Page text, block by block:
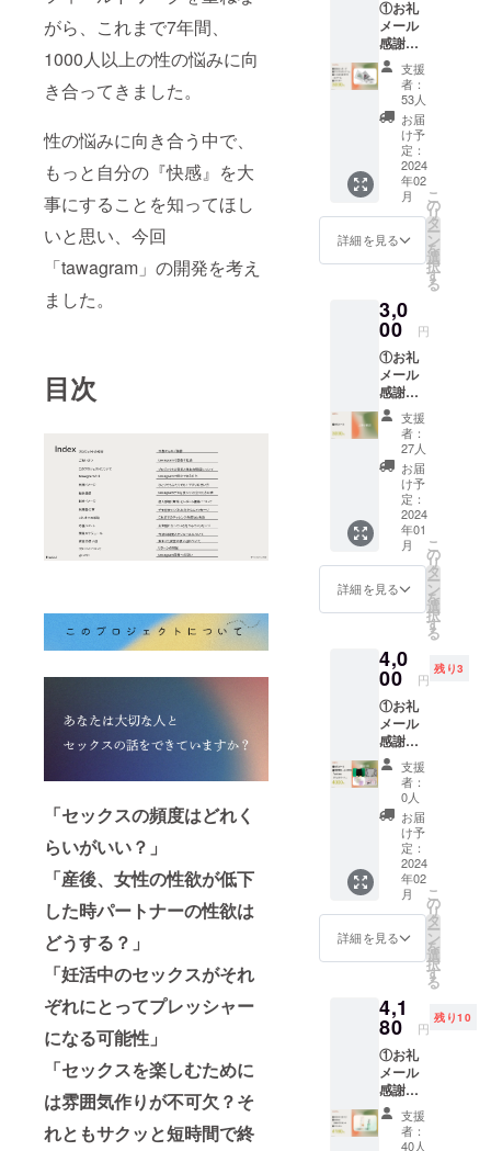
がら、これまで7年間、
1000人以上の性の悩みに向
き合ってきました。
性の悩みに向き合う中で、
もっと自分の『快感』を大
事にすることを知ってほし
いと思い、今回
「tawagram」の開発を考え
ました。
目次
「セックスの頻度はどれく
らいがいい？」
「産後、女性の性欲が低下
した時パートナーの性欲は
どうする？」
「妊活中のセックスがそれ
ぞれにとってプレッシャー
になる可能性」
「セックスを楽しむために
は雰囲気作りが不可欠？そ
れともサクッと短時間で終
す。 リ
ターン
の体験
内容：
ユー
ザーは
WEBア
プリに
登録
後、自
分の性
生活を
ること
ができ
ナーに
も別途
回答い
ただく
こと
で、ふ
たり用
のレ
ポート
を作成
いたし
ます。
個人そ
れぞれ
のレ
は共有
され
が受け
入れや
すい形
に作成
し直し
てメー
ルにて
お届け
しま
す。 提
供方
法：
2024年
4月に
クーポ
ドとし
て利用
きクー
ポン
コード
をメー
ルにて
配布い
たしま
す（一
度のみ
が入っ
ていま
す。 爪
の雑菌
が粘膜
に接触
した
り、爪
によっ
て傷つ
けるこ
とを防
ぎま
す。 [商
ブ [サイ
ズ]全長
8cm、
厚さ
0.06m
m [材
質]ラ
テック
ス [潤滑
剤]シリ
コンオ
イル
（フ
ルーツ
フレー
バー）
[使用上
指以外
で使用
しない
で下さ
い。 ●
爪、ア
クセサ
リー等
で商品
が破れ
る場合
があり
ます。
●一度使
用した
再使用
しない
特異な
ご使用
に関し
ては責
任を負
いかね
ますの
でご了
①お礼
メール
感謝の
気持ち
を込め
てお送
りしま
す。 ②
デザイ
ナーの
メン
バーが
作成し
た
tawagr
amの
ジナル
コン
ドー
ム」を
お送り
しま
す！ お
菓子缶
に入れ
てぜひ
持ち歩
いてく
ださ
い〜！
中西ゴ
ムの
OEM商
す。
http://w
ww.john
ny-
hat.co.j
p/shopd
etail/00
000000
0001/
https://
www.na
kanishi-
condo
m.co.jp/
quality/
＜医療
機器区
＜販売
名＞男
性向け
避妊用
コン
ドーム
＜医療
機器番
支援
者：
53人
お届
け予
定：
2024
年02
月
詳細を見る
こ
の
リ
タ
ー
ン
を
選
択
す
る
3,0
00 円
①お礼
メール
感謝の
気持ち
を込め
てお送
りしま
す。
支援
者：
27人
お届
け予
定：
2024
年01
月
詳細を見る
こ
の
リ
タ
ー
ン
を
選
択
す
る
4,0
00 円
残り3
①お礼
メール
感謝の
気持ち
を込め
てお送
りしま
す。 ②
性教育
きっか
BOX「
well
me（ウ
ェル
ミー）
きっか
けBOX
① 吸
収サニ
タリー
ショー
ツ「
wellme
」 サ
支援
者：
0人
お届
け予
定：
2024
年02
月
詳細を見る
こ
の
リ
タ
ー
ン
を
選
択
す
る
4,1
80 円
残り10
①お礼
メール
感謝の
気持ち
を込め
てお送
支援
者：
40人